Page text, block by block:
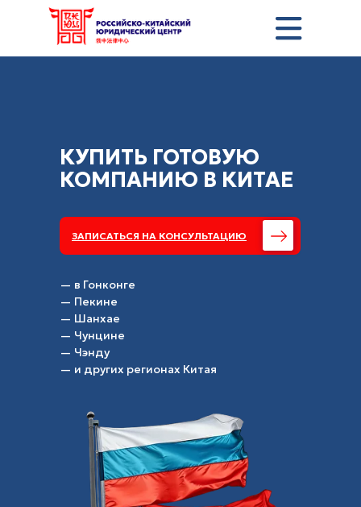
КУПИТЬ ГОТОВУЮ
КОМПАНИЮ В КИТАЕ
ЗАПИСАТЬСЯ НА КОНСУЛЬТАЦИЮ
— в Гонконге
— Пекине
— Шанхае
— Чунцине
— Чэнду
— и других регионах Китая